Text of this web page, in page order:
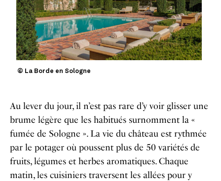
© La Borde en Sologne
Au lever du jour, il n’est pas rare d’y voir glisser une
brume légère que les habitués surnomment la «
fumée de Sologne ». La vie du château est rythmée
par le potager où poussent plus de 50 variétés de
fruits, légumes et herbes aromatiques. Chaque
matin, les cuisiniers traversent les allées pour y